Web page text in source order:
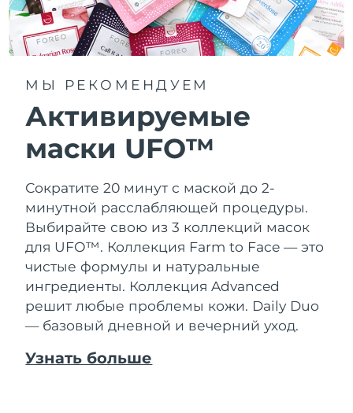
МЫ РЕКОМЕНДУЕМ
Активируемые
маски UFO™
Сократите 20 минут с маской до 2-
минутной расслабляющей процедуры.
Выбирайте свою из 3 коллекций масок
для UFO™. Коллекция Farm to Face — это
чистые формулы и натуральные
ингредиенты. Коллекция Advanced
решит любые проблемы кожи. Daily Duo
— базовый дневной и вечерний уход.
Узнать больше